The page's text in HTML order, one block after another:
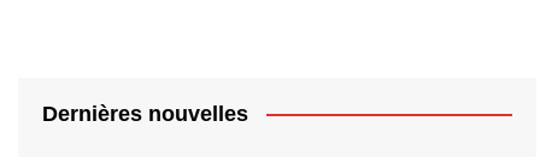
Dernières nouvelles